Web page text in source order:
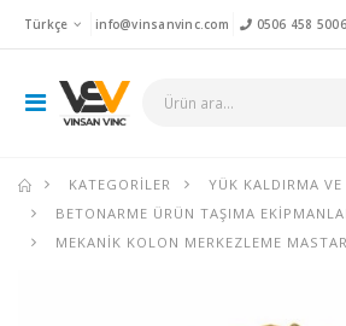
Türkçe info@vinsanvinc.com 0506 458 5006
KATEGORILER
YÜK KALDIRMA
BETONARME ÜRÜN TAŞIMA
MEKANIK KOLON MERKEZLEME